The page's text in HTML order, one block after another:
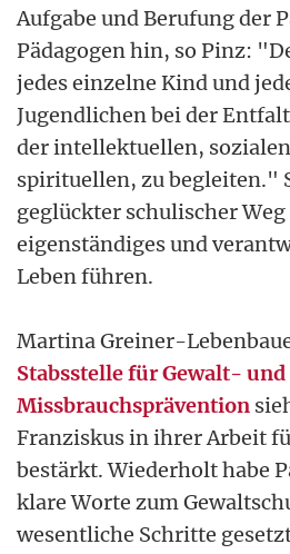
Aufgabe und Berufung der
Pädagogen hin, so Pinz:
jedes einzelne Kind und
Jugendlichen bei der
der intellektuellen,
spirituellen, zu begleiten."
geglückter schulischer
eigenständiges und
Leben führen.
Martina Greiner-
Stabsstelle für Gewalt- und
Missbrauchsprävention
Franziskus in ihrer Arbeit
bestärkt. Wiederholt habe
klare Worte zum
wesentliche Schritte